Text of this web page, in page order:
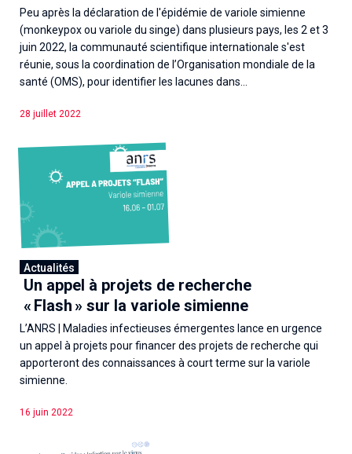
Peu après la déclaration de l'épidémie de variole simienne
(monkeypox ou variole du singe) dans plusieurs pays, les 2 et 3
juin 2022, la communauté scientifique internationale s'est
réunie, sous la coordination de l’Organisation mondiale de la
santé (OMS), pour identifier les lacunes dans...
28 juillet 2022
Actualités
Un appel à projets de recherche
« Flash » sur la variole simienne
L’ANRS | Maladies infectieuses émergentes lance en urgence
un appel à projets pour financer des projets de recherche qui
apporteront des connaissances à court terme sur la variole
simienne.
16 juin 2022